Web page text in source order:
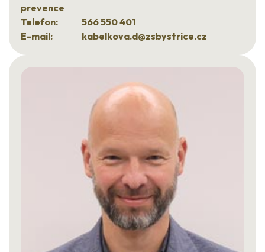
prevence
Telefon:
566 550 401
E-mail:
kabelkova.d@zsbystrice.cz